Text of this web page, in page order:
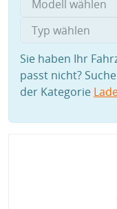
Sie haben Ihr
passt nicht?
der Kategorie